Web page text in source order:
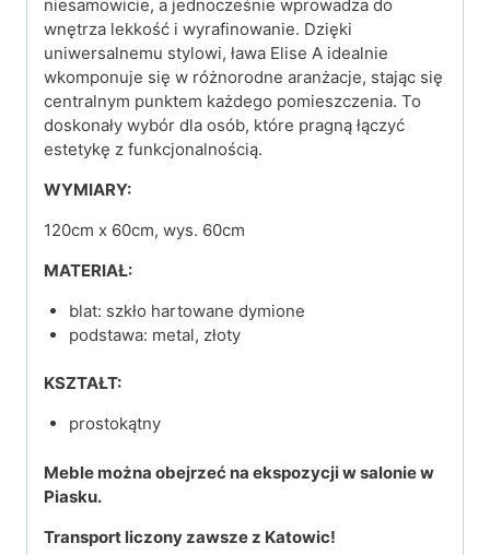
niesamowicie, a jednocześnie wprowadza do
wnętrza lekkość i wyrafinowanie. Dzięki
uniwersalnemu stylowi, ława Elise A idealnie
wkomponuje się w różnorodne aranżacje, stając się
centralnym punktem każdego pomieszczenia. To
doskonały wybór dla osób, które pragną łączyć
estetykę z funkcjonalnością.
WYMIARY:
120cm x 60cm, wys. 60cm
MATERIAŁ:
blat: szkło hartowane dymione
podstawa: metal, złoty
KSZTAŁT:
prostokątny
Meble można obejrzeć na ekspozycji w salonie w
Piasku.
Transport liczony zawsze z Katowic!